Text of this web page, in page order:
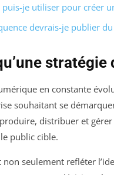
je utiliser pour créer
devrais-je publier
en constante
souhaitant se
distribuer et
le public cible.
non seulement refléter